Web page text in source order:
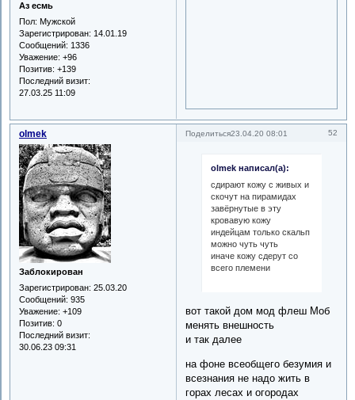
Аз есмь
Пол: Мужской
Зарегистрирован: 14.01.19
Сообщений: 1336
Уважение: +96
Позитив: +139
Последний визит:
27.03.25 11:09
Поделиться 52
23.04.20 08:01
olmek
Заблокирован
Зарегистрирован: 25.03.20
Сообщений: 935
Уважение: +109
Позитив: 0
Последний визит:
30.06.23 09:31
olmek написал(а):
сдирают кожу с живых и
скочут на пирамидах
завёрнутые в эту
кровавую кожу
индейцам только скальп
можно чуть чуть
иначе кожу сдерут со
всего племени
вот такой дом мод флеш Моб
менять внешность
и так далее
на фоне всеобщего безумия и
всезнания не надо жить в
горах лесах и огородах